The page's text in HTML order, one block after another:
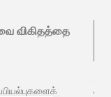
விகிதத்தை